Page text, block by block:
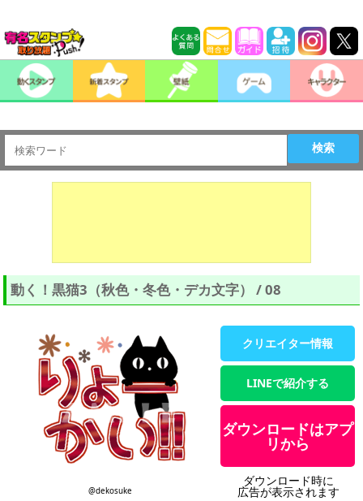
検索
動く！黒猫3（秋色・冬色・デカ文字） / 08
@dekosuke
クリエイター情報
LINEで紹介する
ダウンロードはアプ
リから
ダウンロード時に
広告が表示されます